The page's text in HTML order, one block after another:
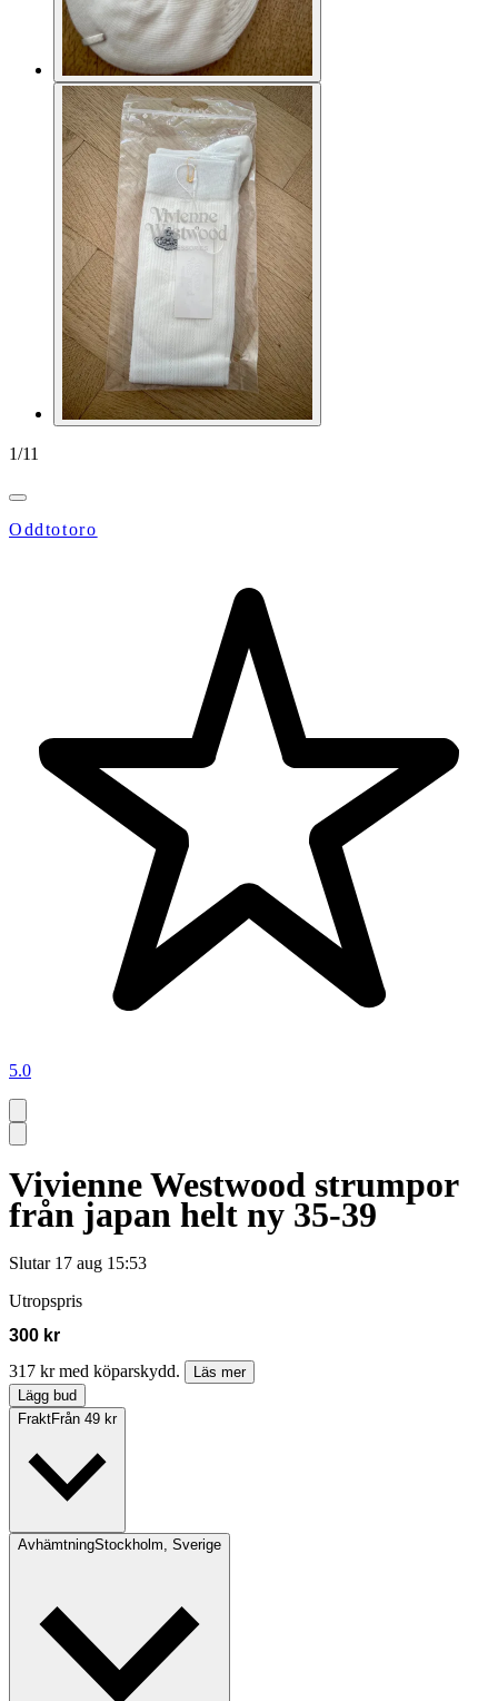
1/11
Oddtotoro
5.0
Vivienne Westwood strumpor
från japan helt ny 35-39
Slutar 17 aug 15:53
Utropspris
300 kr
317 kr med köparskydd.
Läs mer
Lägg bud
FraktFrån 49 kr
AvhämtningStockholm, Sverige